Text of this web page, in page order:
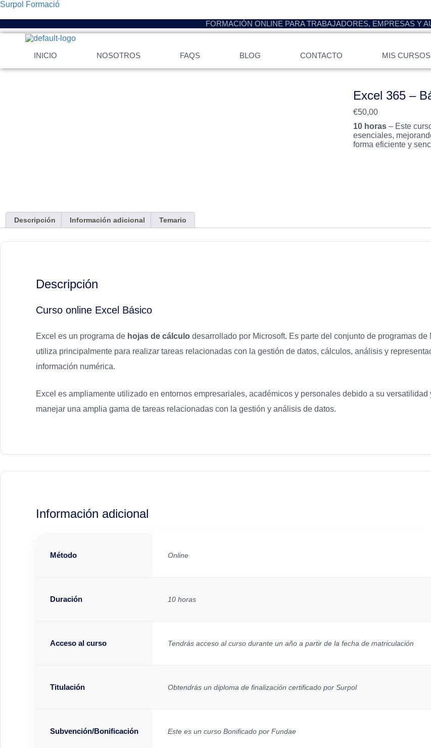
Surpol Formació
FORMACIÓN ONLINE PARA TRABAJADORES, EMPRESAS Y
INICIO NOSOTROS FAQS BLOG CONTACTO MIS CURSOS
Excel 365 –
€50,00
10 horas– Este
esenciales,
forma eficiente y
Descripción Información adicional Temario
Descripción
Curso online Excel Básico
Excel es un programa de hojas de cálculo desarrollado por Microsoft. Es parte del conjunto de programas de
utiliza principalmente para realizar tareas relacionadas con la gestión de datos, cálculos, análisis y
información numérica.
Excel es ampliamente utilizado en entornos empresariales, académicos y personales debido a su versatilidad
manejar una amplia gama de tareas relacionadas con la gestión y análisis de datos.
Información adicional
Método Online
Duración 10 horas
Acceso al curso Tendrás acceso al curso durante un año a partir de la fecha de matriculación
Titulación Obtendrás un diploma de finalización certificado por Surpol
Subvención/Bonificación Este es un curso Bonificado por Fundae